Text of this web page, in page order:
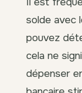
solde avec
pouvez
cela ne
dépenser